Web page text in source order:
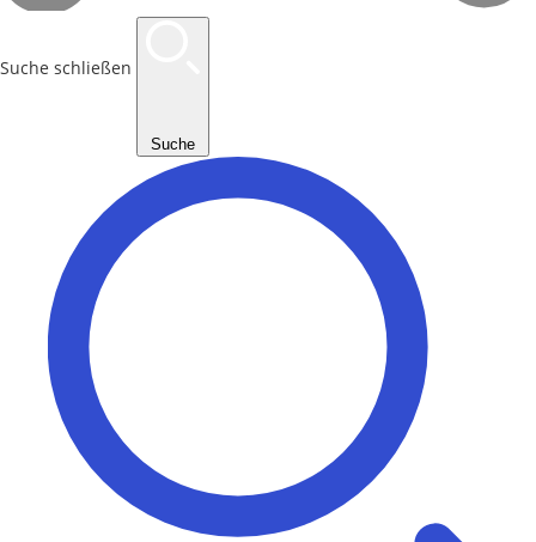
Suche schließen
Suche